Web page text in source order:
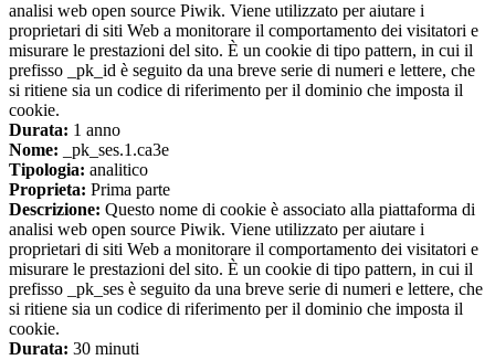
analisi web open source Piwik. Viene utilizzato per aiutare i
proprietari di siti Web a monitorare il comportamento dei visitatori e
misurare le prestazioni del sito. È un cookie di tipo pattern, in cui il
prefisso _pk_id è seguito da una breve serie di numeri e lettere, che
si ritiene sia un codice di riferimento per il dominio che imposta il
cookie.
Durata: 1 anno
Nome: _pk_ses.1.ca3e
Tipologia: analitico
Proprieta: Prima parte
Descrizione: Questo nome di cookie è associato alla piattaforma di
analisi web open source Piwik. Viene utilizzato per aiutare i
proprietari di siti Web a monitorare il comportamento dei visitatori e
misurare le prestazioni del sito. È un cookie di tipo pattern, in cui il
prefisso _pk_ses è seguito da una breve serie di numeri e lettere, che
si ritiene sia un codice di riferimento per il dominio che imposta il
cookie.
Durata: 30 minuti